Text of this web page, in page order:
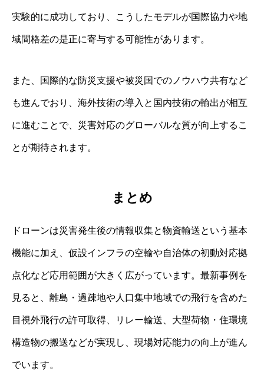
実験的に成功しており、こうしたモデルが国際協力や地
域間格差の是正に寄与する可能性があります。
また、国際的な防災支援や被災国でのノウハウ共有など
も進んでおり、海外技術の導入と国内技術の輸出が相互
に進むことで、災害対応のグローバルな質が向上するこ
とが期待されます。
まとめ
ドローンは災害発生後の情報収集と物資輸送という基本
機能に加え、仮設インフラの空輸や自治体の初動対応拠
点化など応用範囲が大きく広がっています。最新事例を
見ると、離島・過疎地や人口集中地域での飛行を含めた
目視外飛行の許可取得、リレー輸送、大型荷物・住環境
構造物の搬送などが実現し、現場対応能力の向上が進ん
でいます。